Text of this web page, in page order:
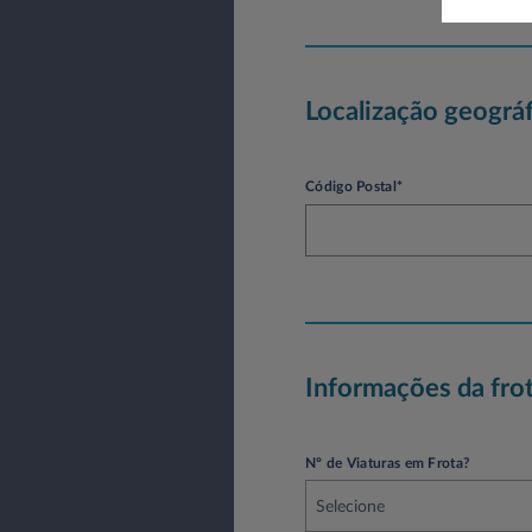
Localização
Código Postal*
Informações da
Nº de Viaturas em Frota?
Selecione